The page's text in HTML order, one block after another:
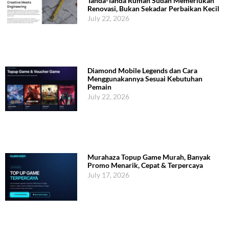
Renovasi, Bukan Sekadar Perbaikan Kecil
July 22, 2026
Diamond Mobile Legends dan Cara
Menggunakannya Sesuai Kebutuhan
Pemain
July 22, 2026
Murahaza Topup Game Murah, Banyak
Promo Menarik, Cepat & Terpercaya
July 17, 2026